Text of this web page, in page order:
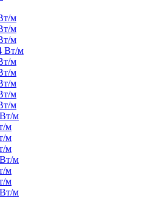
м
м
м
Вт/м
м
м
м
м
м
м
м
м
м
м
м
м
м